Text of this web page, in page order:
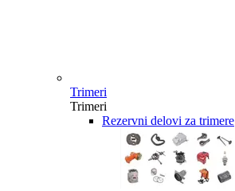
Trimeri
Trimeri
Rezervni delovi za trimere